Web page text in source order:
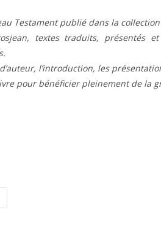
Testament publié dans la
textes traduits, présentés
l’introduction, les
pour bénéficier pleinement de la